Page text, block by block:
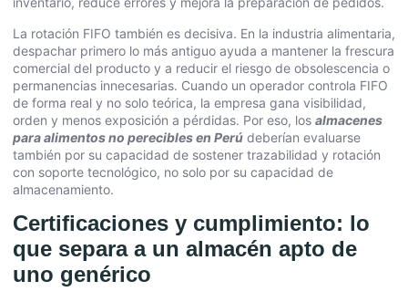
La rotación FIFO también es decisiva. En la industria alimentaria,
despachar primero lo más antiguo ayuda a mantener la frescura
comercial del producto y a reducir el riesgo de obsolescencia o
permanencias innecesarias. Cuando un operador controla FIFO
de forma real y no solo teórica, la empresa gana visibilidad,
orden y menos exposición a pérdidas. Por eso, los almacenes
para alimentos no perecibles en Perú deberían evaluarse
también por su capacidad de sostener trazabilidad y rotación
con soporte tecnológico, no solo por su capacidad de
almacenamiento.
Certificaciones y cumplimiento: lo
que separa a un almacén apto de
uno genérico